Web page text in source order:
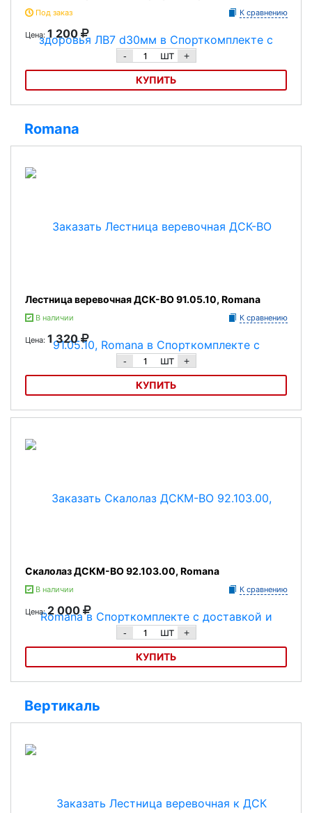
Под заказ К сравнению
Цена: 1 200
- шт +
КУПИТЬ
Romana
Лестница веревочная ДСК-ВО 91.05.10, Romana
В наличии К сравнению
Цена: 1 320
- шт +
КУПИТЬ
Лестница веревочная ДСК-ВО 91.05.10, Romana
Скалолаз ДСКМ-ВО 92.103.00, Romana
В наличии К сравнению
Цена:2 000
- шт +
КУПИТЬ
Вертикаль